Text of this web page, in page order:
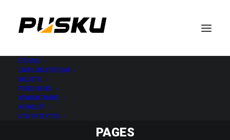
ETUSIVU
LAATUJÄRJESTELMÄ
KALUSTO
PUSKU NEWS
ASIAKKAITAMME
HENKILÖT
OTA YHTEYTTÄ
PAGES